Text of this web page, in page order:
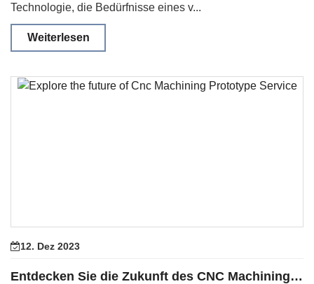
Technologie, die Bedürfnisse eines v...
Weiterlesen
12. Dez 2023
Entdecken Sie die Zukunft des CNC Machining Prototype Service